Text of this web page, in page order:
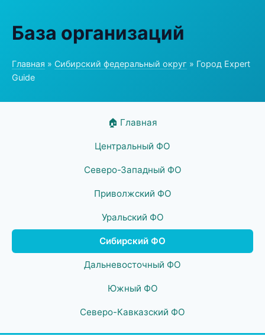
База организаций
Главная » Сибирский федеральный округ » Город Expert
Guide
🏠 Главная
Центральный ФО
Северо-Западный ФО
Приволжский ФО
Уральский ФО
Сибирский ФО
Дальневосточный ФО
Южный ФО
Северо-Кавказский ФО